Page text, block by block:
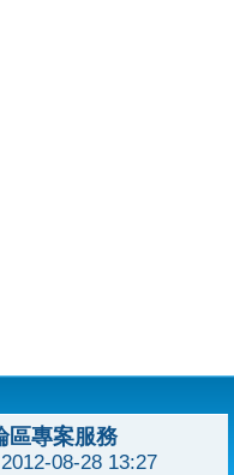
區專案服務
2012-08-28 13:27